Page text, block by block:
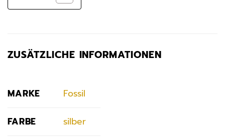
ZUSÄTZLICHE INFORMATIONEN
MARKE Fossil
FARBE silber